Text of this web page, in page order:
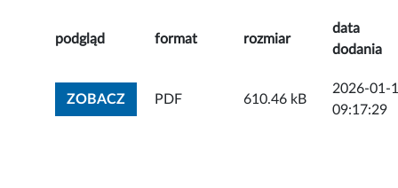
podgląd format rozmiar
data
dodania
ZOBACZZOBACZ ZAŁĄCZNIK
PDF 610.46 kB
2026-01-
09:17:29